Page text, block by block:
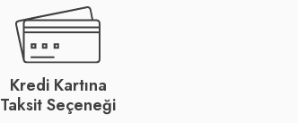
Kredi Kartına
Taksit Seçeneği